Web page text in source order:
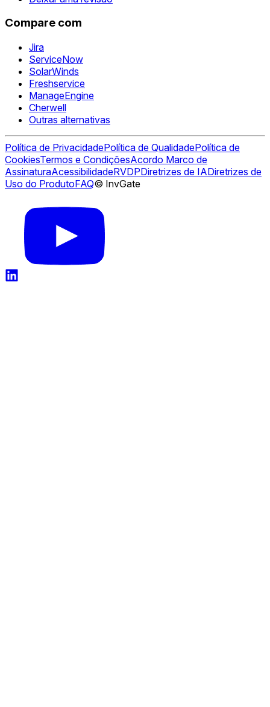
Compare com
Jira
ServiceNow
SolarWinds
Freshservice
ManageEngine
Cherwell
Outras alternativas
Política de PrivacidadePolítica de QualidadePolítica de
CookiesTermos e CondiçõesAcordo Marco de
AssinaturaAcessibilidadeRVDPDiretrizes de IADiretrizes de
Uso do ProdutoFAQ© InvGate